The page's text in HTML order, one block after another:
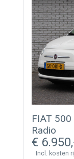
FIAT
Radio
6.950
Incl. kosten